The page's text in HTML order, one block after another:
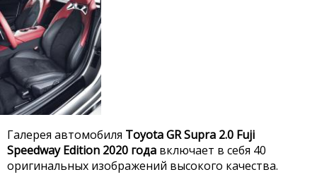
Галерея автомобиля Toyota GR Supra 2.0 Fuji
Speedway Edition 2020 года включает в себя 40
оригинальных изображений высокого качества.